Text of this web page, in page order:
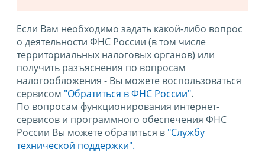
Если Вам необходимо задать какой-либо вопрос
о деятельности ФНС России (в том числе
территориальных налоговых органов) или
получить разъяснения по вопросам
налогообложения - Вы можете воспользоваться
сервисом "Обратиться в ФНС России".
По вопросам функционирования интернет-
сервисов и программного обеспечения ФНС
России Вы можете обратиться в "Службу
технической поддержки".